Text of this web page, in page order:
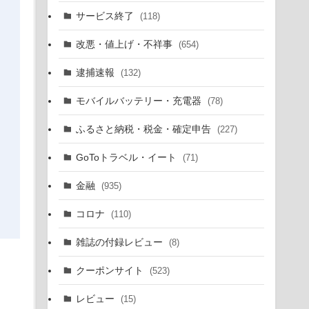
サービス終了 (118)
改悪・値上げ・不祥事 (654)
逮捕速報 (132)
モバイルバッテリー・充電器 (78)
ふるさと納税・税金・確定申告 (227)
GoToトラベル・イート (71)
金融 (935)
コロナ (110)
雑誌の付録レビュー (8)
クーポンサイト (523)
レビュー (15)